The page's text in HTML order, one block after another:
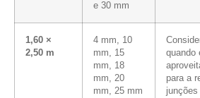
e 30 mm
1,60 ×
2,50 m
4 mm, 10
mm, 15
mm, 18
mm, 20
mm, 25 mm
quando
para a
junções